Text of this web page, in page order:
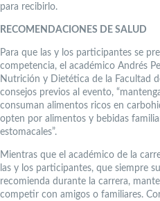
para recibirlo.
RECOMENDACIONES DE SALUD
Para que las y los participantes se
competencia, el académico Andrés
Nutrición y Dietética de la Facultad
consejos previos al evento,
consuman alimentos ricos en
opten por alimentos y bebidas
estomacales”.
Mientras que el académico de la
las y los participantes, que siempre
recomienda durante la carrera,
competir con amigos o familiares.